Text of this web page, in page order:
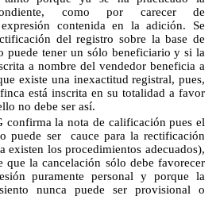
como por carecer de
contenida en la adición. Se
del registro sobre la base de
puede tener un sólo beneficiario y si la
a nombre del vendedor beneficia a
existe una inexactitud registral, pues,
está inscrita en su totalidad a favor
no debe ser así.
confirma la nota de calificación pues el
puede ser
cauce para la rectificación
existen los procedimientos adecuados),
que la cancelación sólo debe favorecer
puramente personal y porque la
nunca puede ser provisional o